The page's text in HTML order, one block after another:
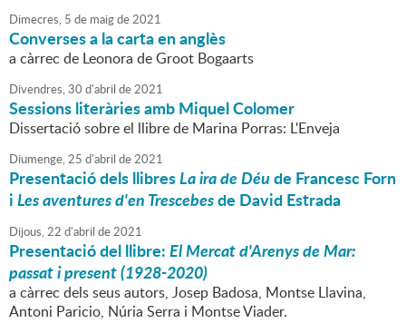
Dimecres, 5 de maigde2021
Converses a la carta en anglès
a càrrec de Leonora de Groot Bogaarts
Divendres,30 d'abril de2021
Sessions literàries amb Miquel Colomer
Dissertació sobre el llibre de Marina Porras: L'Enveja
Diumenge,25 d'abril de2021
Presentació dels llibresLa ira de Déude Francesc Forn
iLes aventures d'en Trescebesde David Estrada
Dijous,22 d'abril de2021
Presentació del llibre:El Mercat d'Arenys de Mar:
passat i present (1928-2020)
a càrrec dels seus autors, Josep Badosa, Montse Llavina,
Antoni Paricio, Núria Serra i Montse Viader.